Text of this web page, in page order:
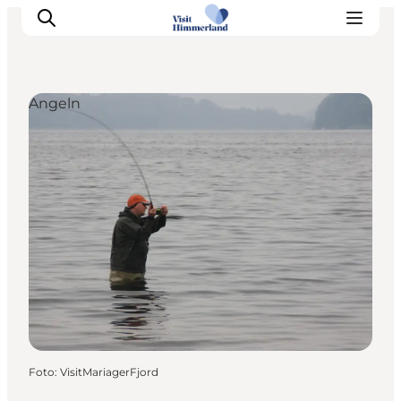
Erlebnisse
Natur
Städte und Orte
Das passiert
Reiseplanung
Praktische Informationen
Angeln
Foto: VisitMariagerFjord